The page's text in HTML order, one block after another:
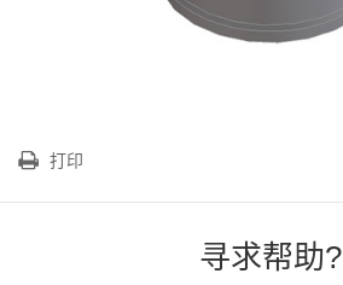
打印
寻求帮助?